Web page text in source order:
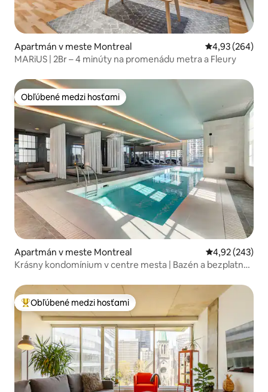
Apartmán v meste Montreal Priemerné
4,93 (264)
MARiUS | 2Br – 4 minúty na promenádu metra a Fleury
Obľúbené medzi hosťami
Obľúbené medzi hosťami
Apartmán v meste Montreal Priemerné
4,92 (243)
Krásny kondomínium v centre mesta | Bazén a bezplatné
Najobľúbenejšie medzi hosťami
Obľúbené medzi hosťami